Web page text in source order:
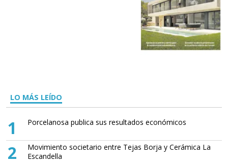
LO MÁS LEÍDO
1 Porcelanosa publica sus resultados económicos
2
Movimiento societario entre Tejas Borja y Cerámica La
Escandella